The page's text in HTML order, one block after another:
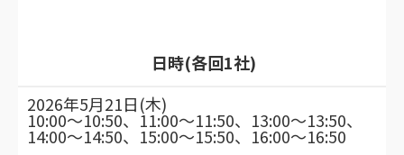
日時(各回1社)
2026年5月21日(木)
10:00～10:50、11:00～11:50、13:00～13:50、
14:00～14:50、15:00～15:50、16:00～16:50